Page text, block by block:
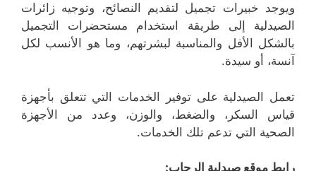
ويوجد خبيرات تجميل لتقديم النصائح، وتوجيه زائرات
الصيدلية إلى طريقة استخدام مستحضرات التجميل
بالشكل الأفل والمناسبة لبشرتهم، وما هو الأنسب لكل
آنسة، أو سيدة.
تعمل الصيدلية على توفير الخدمات التي تتعلق بأجهزة
قياس السكر، والضغط، والوزن، وعدد من الأجهزة
الصحية التي تدعم تلك الخدمات.
رابط موقع صيدلية الرحاب: